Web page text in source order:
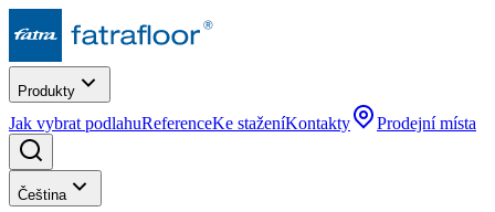
Produkty
Jak vybrat podlahuReferenceKe staženíKontakty Prodejní místa
Čeština